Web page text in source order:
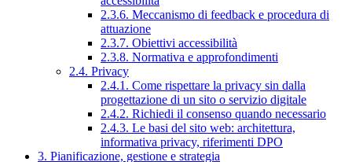
2.3.6. Meccanismo di feedback e procedura di
attuazione
2.3.7. Obiettivi accessibilità
2.3.8. Normativa e approfondimenti
2.4. Privacy
2.4.1. Come rispettare la privacy sin dalla
progettazione di un sito o servizio digitale
2.4.2. Richiedi il consenso quando necessario
2.4.3. Le basi del sito web: architettura,
informativa privacy, riferimenti DPO
3. Pianificazione, gestione e strategia